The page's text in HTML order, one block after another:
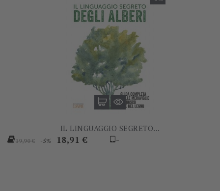
IL LINGUAGGIO SEGRETO...
Prezzo
19,90 € -5% Prezzo
18,91 € -